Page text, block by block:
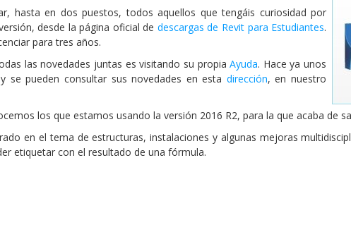
hasta en dos puestos, todos aquellos que tengáis curiosidad por
desde la página oficial de descargas de Revit para Estudiantes.
para tres años.
las novedades juntas es visitando su propiaAyuda. Hace ya unos
se pueden consultar sus novedades en esta dirección, en nuestro
los que estamos usando la versión 2016 R2, para la que acaba de
en el tema de estructuras, instalaciones y algunas mejoras
etiquetar con el resultado de una fórmula.